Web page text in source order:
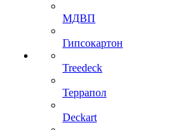
МДВП
Гипсокартон
Treedeck
Террапол
Deckart